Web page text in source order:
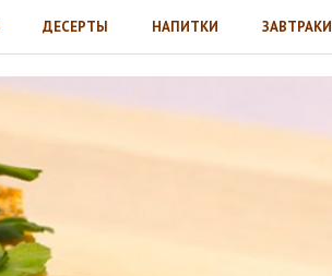
ДЕСЕРТЫ НАПИТКИ ЗАВТРАКИ